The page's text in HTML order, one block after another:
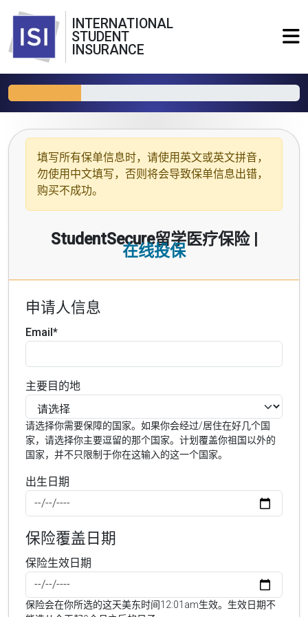
INTERNATIONAL
STUDENT
INSURANCE
填写所有保单信息时，请使用 英文或英文拼音，
勿使用中文填写，否则将会导致保单信息出错，
购买不成功。
StudentSecure留学医疗保险 |
在线投保
申请人信息
Email*
主要目的地
请选择你需要保障的国家。如果你会经过/居住在好几个国
家，请选择你主要逗留的那个国家。计划覆盖你祖国以外的
国家，并不只限制于你在这输入的这一个国家。
出生日期
保险覆盖日期
保险生效日期
保险会在你所选的这天美东时间12:01am生效。生效日期不